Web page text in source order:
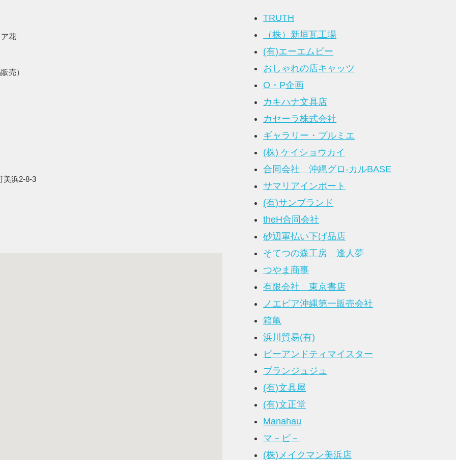
花
売）
美浜2-8-3
TRUTH
（株）新垣瓦工場
(有)エーエムピー
おしゃれの店キャッツ
O・P企画
カキハナ文具店
カセーラ株式会社
ギャラリー・プルミエ
(株) ケイショウカイ
合同会社 沖縄グロ-カルBASE
サマリアインポート
(有)サンブランド
theH合同会社
砂辺軍払い下げ品店
そてつの森工房 逢人夢
つやま商事
有限会社 東京書店
ノエビア沖縄第一販売会社
箱亀
浜川貿易(有)
ピーアンドティマイスター
ブランジュジュ
(有)文具屋
(有)文正堂
Manahau
マ－ビ－
(株)メイクマン美浜店